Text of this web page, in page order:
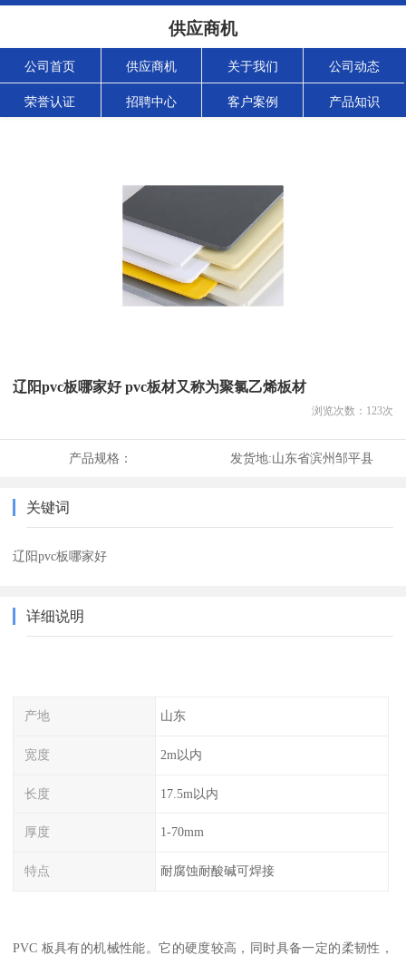
供应商机
公司首页 供应商机 关于我们 公司动态
荣誉认证 招聘中心 客户案例 产品知识
辽阳pvc板哪家好 pvc板材又称为聚氯乙烯板材
浏览次数： 123次
产品规格： 发货地:山东省滨州邹平县
关键词
辽阳pvc板哪家好
详细说明
产地 山东
宽度 2m以内
长度 17.5m以内
厚度 1-70mm
特点 耐腐蚀耐酸碱可焊接
PVC 板具有的机械性能。它的硬度较高，同时具备一定的柔韧性，